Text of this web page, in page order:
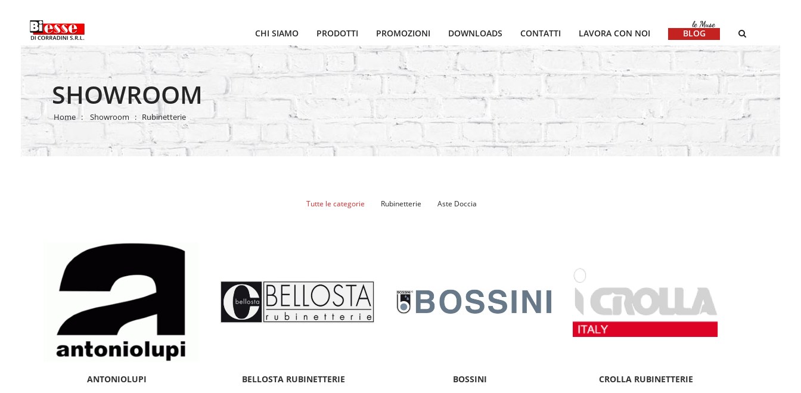
CHI SIAMO PRODOTTI PROMOZIONI DOWNLOADS CONTATTI LAVORA CON NOI BLOG
SHOWROOM
Home Showroom Rubinetterie
Tutte le categorie Rubinetterie Aste Doccia
ANTONIOLUPI BELLOSTA RUBINETTERIE BOSSINI CROLLA RUBINETTERIE